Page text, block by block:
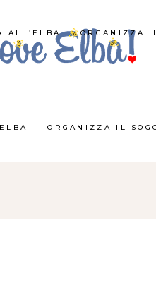
ORGANIZZA IL
ALL’ELBA ORGANIZZA